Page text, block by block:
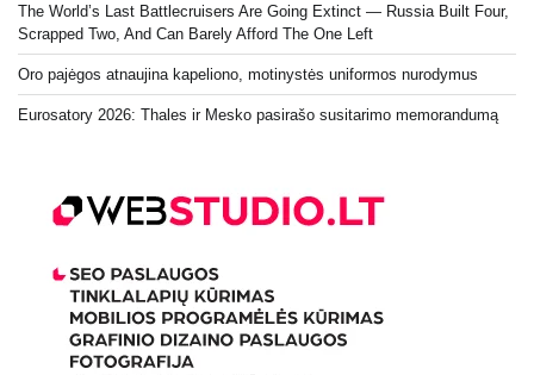
The World’s Last Battlecruisers Are Going Extinct — Russia Built Four,
Scrapped Two, And Can Barely Afford The One Left
Oro pajėgos atnaujina kapeliono, motinystės uniformos nurodymus
Eurosatory 2026: Thales ir Mesko pasirašo susitarimo memorandumą